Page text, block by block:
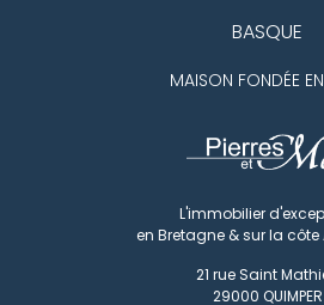
BASQUE
MAISON FONDÉE
L'immobilier
en Bretagne & sur la
21 rue Saint
29000 QUIMPER